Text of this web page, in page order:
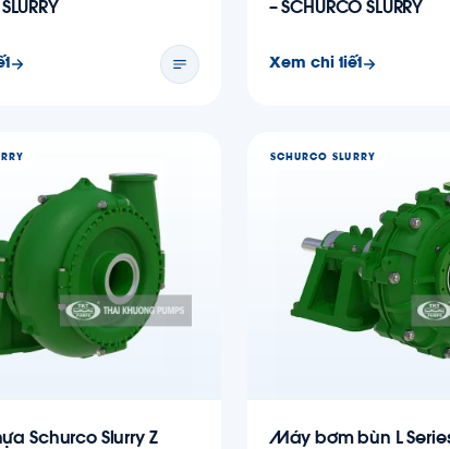
– SCHURCO SLURRY
Xem chi tiết
Schurco Slurry Z
SCHURCO SLURRY
Máy bơm bùn L